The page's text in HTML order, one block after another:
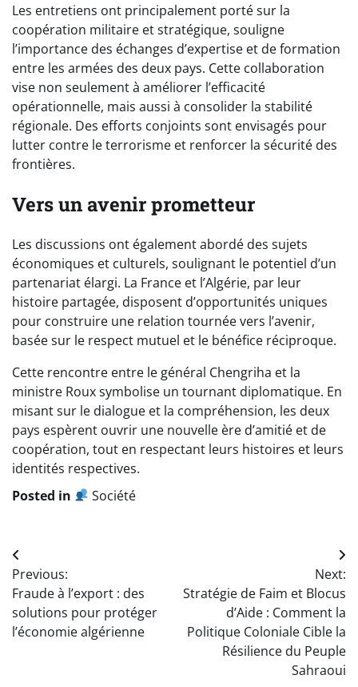
Les entretiens ont principalement porté sur la
coopération militaire et stratégique, souligne
l’importance des échanges d’expertise et de formation
entre les armées des deux pays. Cette collaboration
vise non seulement à améliorer l’efficacité
opérationnelle, mais aussi à consolider la stabilité
régionale. Des efforts conjoints sont envisagés pour
lutter contre le terrorisme et renforcer la sécurité des
frontières.
Vers un avenir prometteur
Les discussions ont également abordé des sujets
économiques et culturels, soulignant le potentiel d’un
partenariat élargi. La France et l’Algérie, par leur
histoire partagée, disposent d’opportunités uniques
pour construire une relation tournée vers l’avenir,
basée sur le respect mutuel et le bénéfice réciproque.
Cette rencontre entre le général Chengriha et la
ministre Roux symbolise un tournant diplomatique. En
misant sur le dialogue et la compréhension, les deux
pays espèrent ouvrir une nouvelle ère d’amitié et de
coopération, tout en respectant leurs histoires et leurs
identités respectives.
Posted in
Société
Navigation
de
l’article
Previous:
Fraude à l’export : des
solutions pour protéger
l’économie algérienne
Next:
Stratégie de Faim et Blocus
d’Aide : Comment la
Politique Coloniale Cible la
Résilience du Peuple
Sahraoui